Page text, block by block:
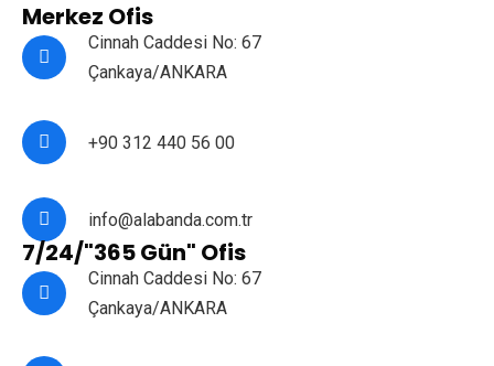
Merkez Ofis
Cinnah Caddesi No: 67
Çankaya/ANKARA
+90 312 440 56 00
info@alabanda.com.tr
7/24/"365 Gün" Ofis
Cinnah Caddesi No: 67
Çankaya/ANKARA